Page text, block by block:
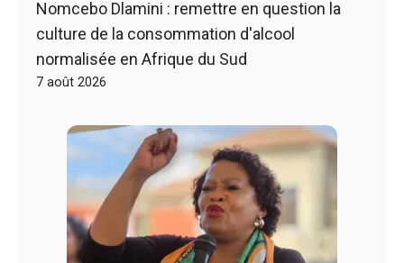
Nomcebo Dlamini : remettre en question la
culture de la consommation d'alcool
normalisée en Afrique du Sud
7 août 2026